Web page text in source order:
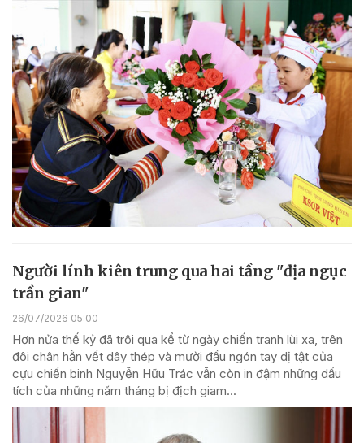
Người lính kiên trung qua hai tầng "địa ngục
trần gian"
26/07/2026 05:00
Hơn nửa thế kỷ đã trôi qua kể từ ngày chiến tranh lùi xa, trên
đôi chân hằn vết dây thép và mười đầu ngón tay dị tật của
cựu chiến binh Nguyễn Hữu Trác vẫn còn in đậm những dấu
tích của những năm tháng bị địch giam...